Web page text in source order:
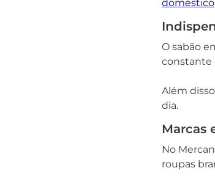
doméstico
O sabão
constante
Além
dia.
Marcas
No
roupas